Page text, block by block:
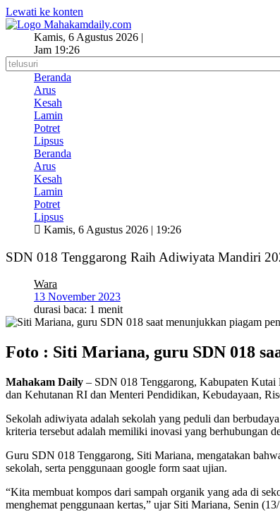
Lewati ke konten
Kamis, 6 Agustus 2026 |
Jam 19:26
Beranda
Arus
Kesah
Lamin
Potret
Lipsus
Beranda
Arus
Kesah
Lamin
Potret
Lipsus
Kamis, 6 Agustus 2026 | 19:26
SDN 018 Tenggarong Raih Adiwiyata Mandiri
Wara
13 November 2023
durasi baca: 1 menit
Foto : Siti Mariana, guru SDN 018
Mahakam Daily – SDN 018 Tenggarong, Kabupaten Kutai
dan Kehutanan RI dan Menteri Pendidikan, Kebudayaan,
Sekolah adiwiyata adalah sekolah yang peduli dan
kriteria tersebut adalah memiliki inovasi yang berhubungan
Guru SDN 018 Tenggarong, Siti Mariana, mengatakan
sekolah, serta penggunaan google form saat ujian.
“Kita membuat kompos dari sampah organik yang ada di
menghemat penggunaan kertas,” ujar Siti Mariana, Senin